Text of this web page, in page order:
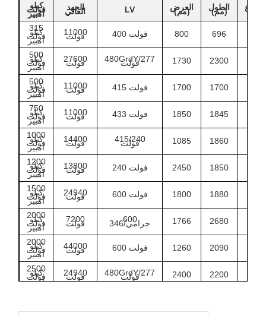
كيلو
فولت
أمبير
الجهد
العالي LV العرض
(مم) الطول
(مم)
315
كيلو
فولت
أمبير
11000
فولت 400 فولت 800 696
500
كيلو
فولت
أمبير
27600
فولت 480GrdY/277
فولت 1730 2300
500
كيلو
فولت
أمبير
11000
فولت 415 فولت 1700 1700
750
كيلو
فولت
أمبير
11000
فولت 433 فولت 1850 1845
1000
كيلو
فولت
أمبير
14400
فولت 415/240
فولت 1085 1860
1200
كيلو
فولت
أمبير
13800
فولت 240 فولت 2450 1850
1500
كيلو
فولت
أمبير
24940
فولت 600 فولت 1800 1880
2000
كيلو
فولت
أمبير
7200
فولت 600
جرامي/346 1766 2680
2000
كيلو
فولت
أمبير
44000
فولت 600 فولت 1260 2090
2500
كيلو
فولت
أمبير
24940
فولت 480GrdY/277
فولت 2400 2200